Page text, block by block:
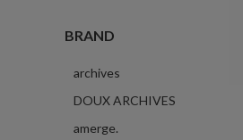
BRAND
archives
DOUX ARCHIVES
amerge.